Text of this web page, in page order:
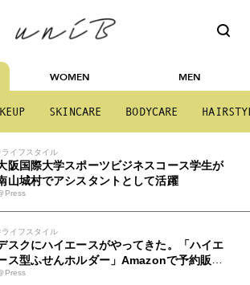
WOMEN MEN
SKINCARE BODYCARE
イフスタイル
阪国際大学スポーツビジネスコース学生が
山城村でアシスタントとして活躍
イフスタイル
スクにハイエースがやってきた。「ハイエ
ス型ふせんホルダー」Amazonで予約販売
始